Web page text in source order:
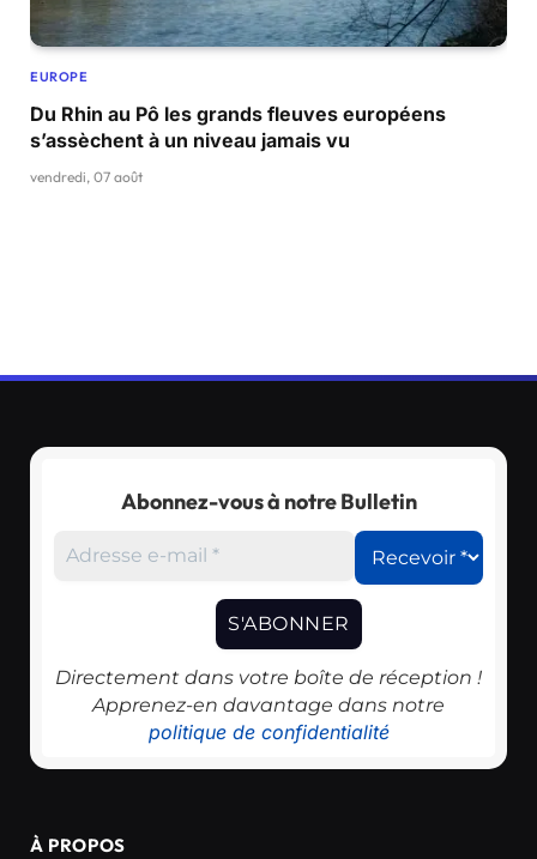
EUROPE
Du Rhin au Pô les grands fleuves européens
s’assèchent à un niveau jamais vu
vendredi, 07 août
Abonnez-vous à notre Bulletin
Directement dans votre boîte de réception !
Apprenez-en davantage dans notre
politique de confidentialité
À PROPOS